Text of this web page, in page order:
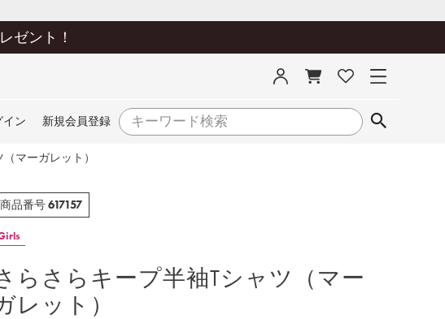
ゼント！
イン 新規会員登録
マーガレット）
商品番号617157
らさらキープ半袖Tシャツ（マー
レット）